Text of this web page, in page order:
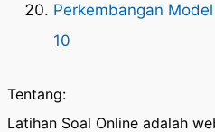
Perkembangan
10
Tentang:
Latihan Soal Online adalah